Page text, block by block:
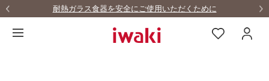
耐熱ガラス食器を安全にご使用いただくために